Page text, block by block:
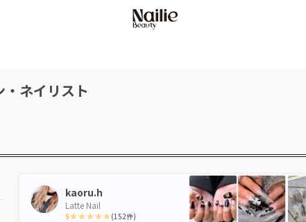
ネイリスト
kaoru.h
Latte Nail
5 (152件)